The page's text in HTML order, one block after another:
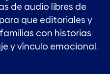
de audio libres de
que editoriales y
con historias
y vínculo emocional.